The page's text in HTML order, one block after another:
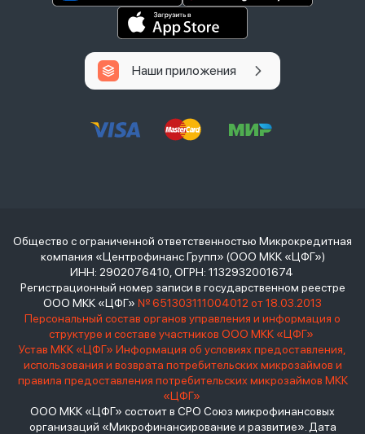
Наши приложения
Общество с ограниченной ответственностью Микрокредитная
компания «Центрофинанс Групп» (ООО МКК «ЦФГ»)
ИНН: 2902076410, ОГРН: 1132932001674
Регистрационный номер записи в государственном реестре
ООО МКК «ЦФГ» № 651303111004012 от 18.03.2013
Персональный состав органов управления и информация о
структуре и составе участников ООО МКК «ЦФГ»
Устав МКК «ЦФГ» Информация об условиях предоставления,
использования и возврата потребительских микрозаймов и
правила предоставления потребительских микрозаймов МКК
«ЦФГ»
ООО МКК «ЦФГ» состоит в СРО Союз микрофинансовых
организаций «Микрофинансирование и развитие». Дата